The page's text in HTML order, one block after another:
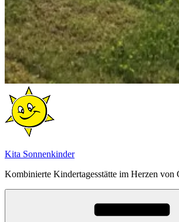
Kita Sonnenkinder
Kombinierte Kindertagesstätte im Herzen von